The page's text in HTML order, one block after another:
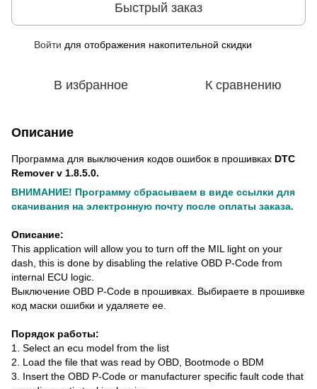
Быстрый заказ
Войти для отображения накопительной скидки
В избранное К сравнению
Описание
Программа для выключения кодов ошибок в прошивках DTC
Remover v 1.8.5.0.
ВНИМАНИЕ! Программу сбрасываем в виде ссылки для
скачивания на электронную почту после оплаты заказа.
Описание:
This application will allow you to turn off the MIL light on your
dash, this is done by disabling the relative OBD P-Code from
internal ECU logic.
Выключение OBD P-Code в прошивках. Выбираете в прошивке
код маски ошибки и удаляете ее.
Порядок работы:
1. Select an ecu model from the list
2. Load the file that was read by OBD, Bootmode o BDM
3. Insert the OBD P-Code or manufacturer specific fault code that